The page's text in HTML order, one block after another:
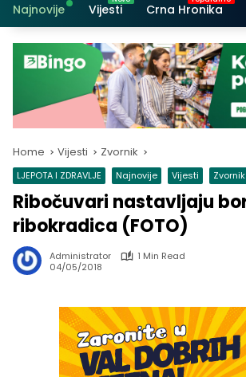
Najnovije Vijesti Crna Hronika
Home Vijesti Zvornik
LJEPOTA I ZDRAVLJE Najnovije Vijesti Zvornik
Ribočuvari nastavljaju
ribokradica (FOTO)
Administrator
1 Min Read
04/05/2018